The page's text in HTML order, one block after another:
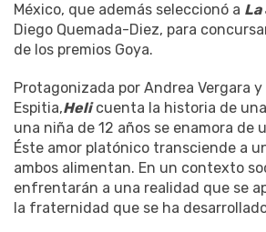
México, que además seleccionó a La
Diego Quemada-Diez, para
de los premios Goya.
Protagonizada por Andrea Vergara
Espitia,Helicuenta la historia de
una niña de 12 años se enamora de
Éste amor platónico transciende a
ambos alimentan. En un contexto
enfrentarán a una realidad que se
la fraternidad que se ha